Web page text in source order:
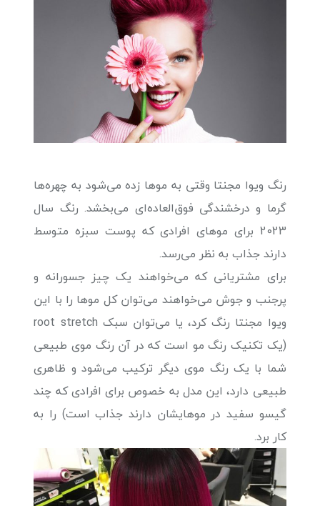
رنگ ویوا مجنتا وقتی به موها زده می‌شود به چهره‌ها
گرما و درخشندگی فوق‌العاده‌ای می‌بخشد. رنگ سال
2023 برای موهای افرادی که پوست سبزه متوسط
دارند جذاب به نظر می‌رسد.
برای مشتریانی که می‌خواهند یک چیز جسورانه و
پرجنب و جوش می‌خواهند می‌توان کل موها را با این
ویوا مجنتا رنگ کرد، یا می‌توان سبک root stretch
(یک تکنیک رنگ مو است که در آن رنگ موی طبیعی
شما با یک رنگ موی دیگر ترکیب می‌شود و ظاهری
طبیعی دارد، این مدل به خصوص برای افرادی که چند
گیسو سفید در موهایشان دارند جذاب است) را به
کار برد.